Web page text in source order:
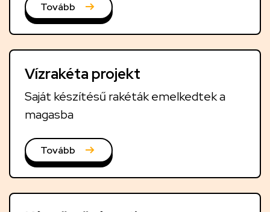
Tovább
Vízrakéta projekt
Saját készítésű rakéták emelkedtek a
magasba
Tovább